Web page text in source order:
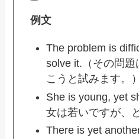
例文
The problem is
solve it.（その問
こうと試みます。）
She is young, yet
女は若いですが、
There is yet